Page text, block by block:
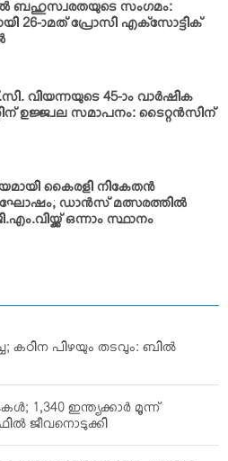
ബഹുസ്വരതയുടെ സംഗമം:
26-ാമത് പ്രോസി എക്‌സോട്ടിക്
വിയന്നയുടെ 45-ാം വാര്‍ഷിക
ഉജ്ജ്വല സമാപനം: ടൈറ്റന്‍സിന്
കൈരളി നികേതന്‍
ഡാന്‍സ് മത്സരത്തില്‍
ഒന്നാം സ്ഥാനം
കഠിന പിഴയും തടവും: ബില്‍
1,340 ഇന്ത്യക്കാര്‍ മൂന്ന്
ജീവനൊടുക്കി